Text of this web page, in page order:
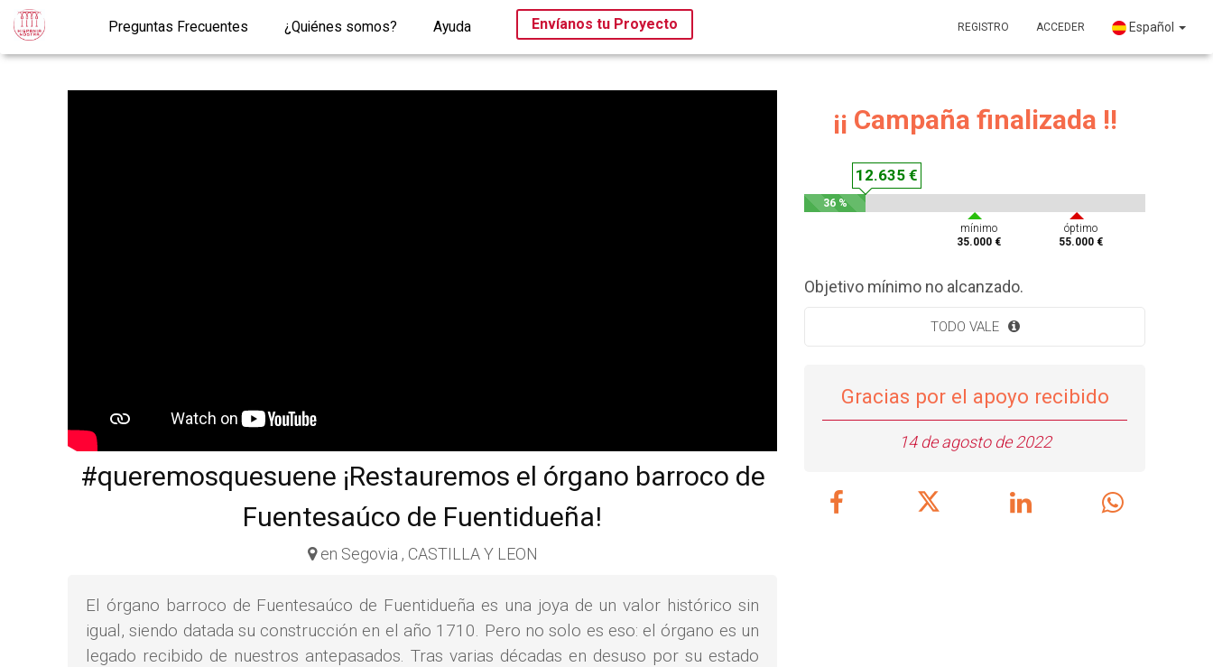
Preguntas Frecuentes ¿Quiénes somos? Ayuda Envíanos tu Proyecto REGISTRO ACCEDER Español
#queremosquesuene ¡Restauremos el órgano barroco de
Fuentesaúco de Fuentidueña!
en Segovia , CASTILLA Y LEON
El órgano barroco de Fuentesaúco de Fuentidueña es una joya de un valor histórico sin
igual, siendo datada su construcción en el año 1710. Pero no solo es eso: el órgano es un
legado recibido de nuestros antepasados. Tras varias décadas en desuso por su estado
¡¡ Campaña finalizada !!
12.635 €
36 %
mínimo
35.000 €
óptimo
55.000 €
Objetivo mínimo no alcanzado.
TODO VALE
Gracias por el apoyo recibido
14 de agosto de 2022